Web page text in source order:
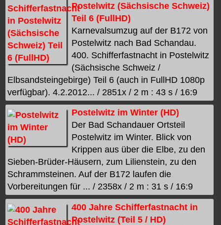
Postelwitz (Sächsische Schweiz)
Teil 6 (FullHD)
Karnevalsumzug auf der B172 von
Postelwitz nach Bad Schandau.
400. Schifferfastnacht in Postelwitz
(Sächsische Schweiz /
Elbsandsteingebirge) Teil 6 (auch in FullHD 1080p
verfügbar). 4.2.2012... / 2851x / 2 m : 43 s / 16:9
Postelwitz im Winter (HD)
Der Bad Schandauer Ortsteil
Postelwitz im Winter. Blick von
Krippen aus über die Elbe, zu den
Sieben-Brüder-Häusern, zum Lilienstein, zu den
Schrammsteinen. Auf der B172 laufen die
Vorbereitungen für ... / 2358x / 2 m : 31 s / 16:9
400 Jahre Schifferfastnacht in
Postelwitz (Teil 5 / HD)